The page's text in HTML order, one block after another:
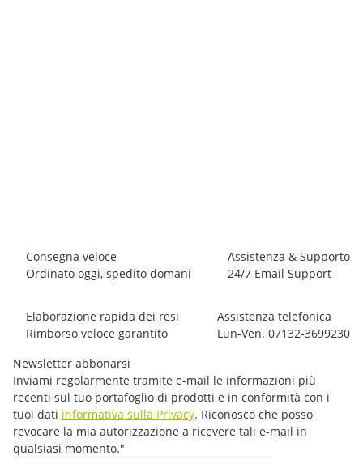
Consegna veloce
Ordinato oggi, spedito domani
Assistenza & Supporto
24/7 Email Support
Elaborazione rapida dei resi
Rimborso veloce garantito
Assistenza telefonica
Lun-Ven. 07132-3699230
Newsletter abbonarsi
Inviami regolarmente tramite e-mail le informazioni più
recenti sul tuo portafoglio di prodotti e in conformità con i
tuoi dati informativa sulla Privacy. Riconosco che posso
revocare la mia autorizzazione a ricevere tali e-mail in
qualsiasi momento."